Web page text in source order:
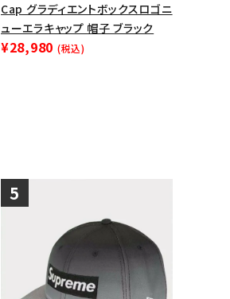
Cap グラディエントボックスロゴニ
ューエラキャップ 帽子 ブラック
¥28,980 (税込)